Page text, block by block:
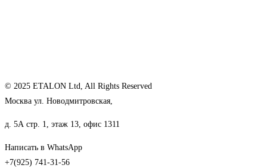
© 2025 ETALON Ltd, All Rights Reserved
Москва ул. Новодмитровская,
д. 5А стр. 1, этаж 13, офис 1311
Написать в WhatsApp
+7(925) 741-31-56